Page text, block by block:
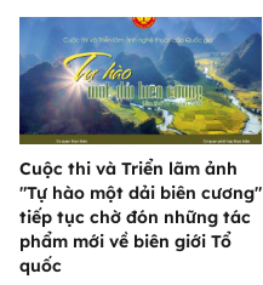
Cuộc thi và Triển lãm ảnh
"Tự hào một dải biên cương"
tiếp tục chờ đón những tác
phẩm mới về biên giới Tổ
quốc